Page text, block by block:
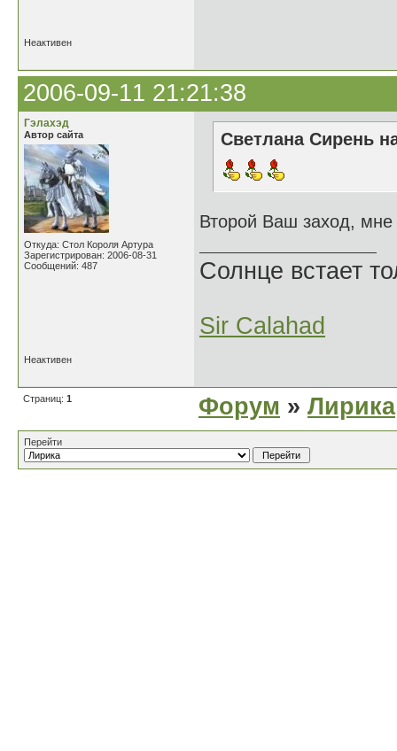
Неактивен
2006-09-11 21:21:38
Гэлахэд
Автор сайта
Откуда: Стол Короля Артура
Зарегистрирован: 2006-08-31
Сообщений: 487
Светлана Сирень
Второй Ваш заход,
Солнце встает
Sir Calahad
Неактивен
Страниц: 1 Форум » Лирика
Перейти